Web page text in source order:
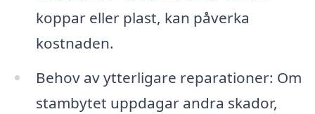
koppar eller plast, kan påverka
kostnaden.
Behov av ytterligare reparationer: Om
stambytet uppdagar andra skador,